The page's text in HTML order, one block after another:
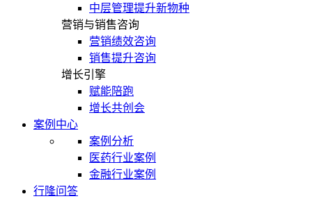
中层管理提升新物种
营销与销售咨询
营销绩效咨询
销售提升咨询
增长引擎
赋能陪跑
增长共创会
案例中心
案例分析
医药行业案例
金融行业案例
行隆问答